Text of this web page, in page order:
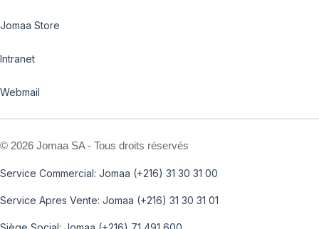
Jomaa Store
Intranet
Webmail
© 2026 Jomaa SA - Tous droits réservés
Service Commercial: Jomaa (+216) 31 30 31 00
Service Apres Vente: Jomaa (+216) 31 30 31 01